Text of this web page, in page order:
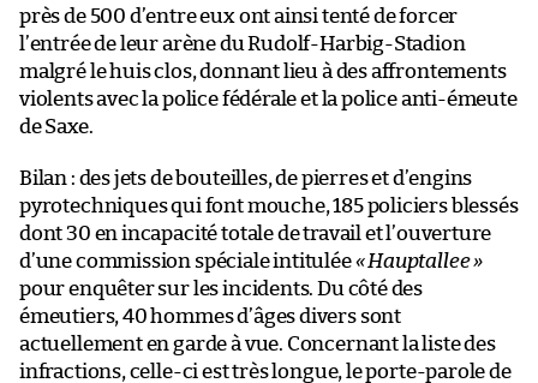
près de 500 d’entre eux ont ainsi tenté de forcer
l’entrée de leur arène du Rudolf-Harbig-Stadion
malgré le huis clos, donnant lieu à des affrontements
violents avec la police fédérale et la police anti-émeute
de Saxe.
Bilan : des jets de bouteilles, de pierres et d’engins
pyrotechniques qui font mouche, 185 policiers blessés
dont 30 en incapacité totale de travail et l’ouverture
d’une commission spéciale intitulée« Hauptallee »
pour enquêter sur les incidents. Du côté des
émeutiers, 40 hommes d’âges divers sont
actuellement en garde à vue. Concernant la liste des
infractions, celle-ci est très longue, le porte-parole de